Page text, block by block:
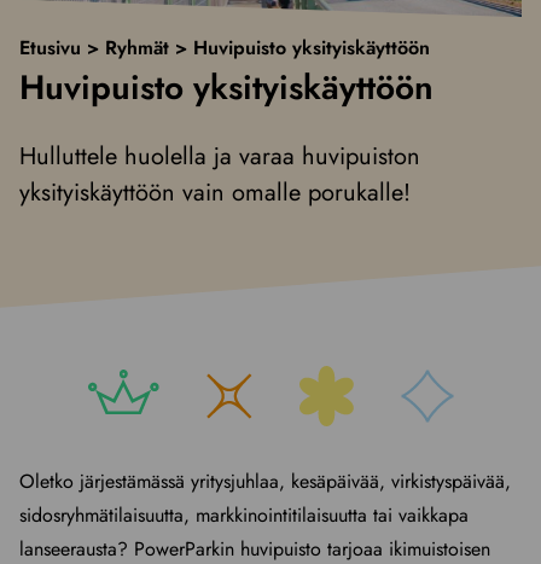
Etusivu > Ryhmät > Huvipuisto yksityiskäyttöön
Huvipuisto yksityiskäyttöön
Hulluttele huolella ja varaa huvipuiston
yksityiskäyttöön vain omalle porukalle!
Oletko järjestämässä yritysjuhlaa, kesäpäivää, virkistyspäivää,
sidosryhmätilaisuutta, markkinointitilaisuutta tai vaikkapa
lanseerausta? PowerParkin huvipuisto tarjoaa ikimuistoisen